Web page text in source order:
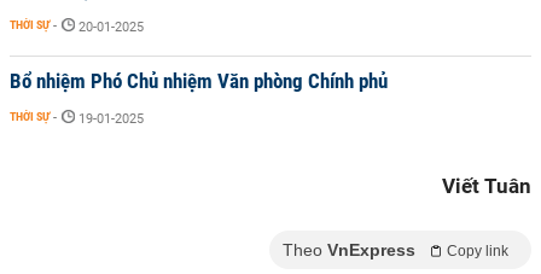
THỜI SỰ - 20-01-2025
Bổ nhiệm Phó Chủ nhiệm Văn phòng Chính phủ
THỜI SỰ - 19-01-2025
Viết Tuân
Theo VnExpress Copy link